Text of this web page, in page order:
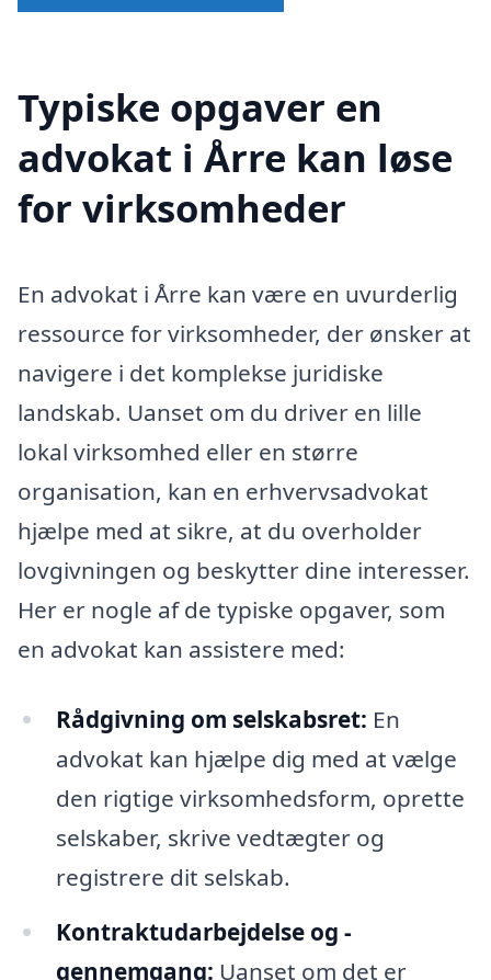
Typiske opgaver en
advokat i Årre kan løse
for virksomheder
En advokat i Årre kan være en uvurderlig
ressource for virksomheder, der ønsker at
navigere i det komplekse juridiske
landskab. Uanset om du driver en lille
lokal virksomhed eller en større
organisation, kan en erhvervsadvokat
hjælpe med at sikre, at du overholder
lovgivningen og beskytter dine interesser.
Her er nogle af de typiske opgaver, som
en advokat kan assistere med:
Rådgivning om selskabsret: En
advokat kan hjælpe dig med at vælge
den rigtige virksomhedsform, oprette
selskaber, skrive vedtægter og
registrere dit selskab.
Kontraktudarbejdelse og -
gennemgang: Uanset om det er